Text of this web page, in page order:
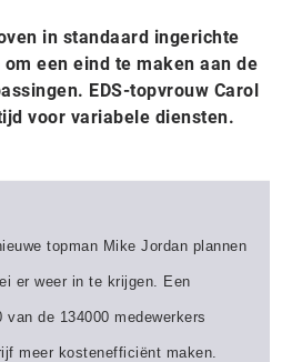
in standaard ingerichte
een eind te maken aan de
EDS-topvrouw Carol
voor variabele diensten.
topman Mike Jordan plannen
er weer in te krijgen. Een
de 134000 medewerkers
meer kostenefficiënt maken.